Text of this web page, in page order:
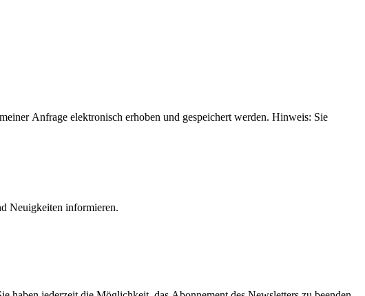
Anfrage elektronisch erhoben und gespeichert werden. Hinweis: Sie
Neuigkeiten informieren.